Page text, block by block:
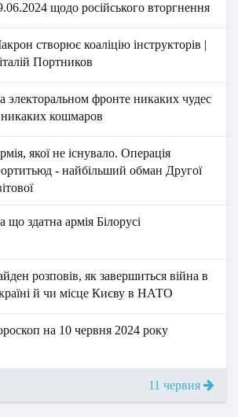
щодо російського вторгнення
створює коаліцію інструкторів |
Портников
электоральном фронте никаких чудес
кошмаров
якої не існувало. Операція
- найбільший обман Другої
що здатна армія Білорусі
розповів, як завершиться війна в
й чи місце Києву в НАТО
на 10 червня 2024 року
11 червня